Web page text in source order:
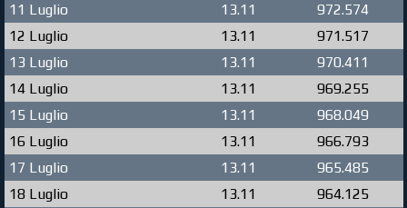
11 Luglio
13.11
972.574
12 Luglio
13.11
971.517
13 Luglio
13.11
970.411
14 Luglio
13.11
969.255
15 Luglio
13.11
968.049
16 Luglio
13.11
966.793
17 Luglio
13.11
965.485
18 Luglio
13.11
964.125